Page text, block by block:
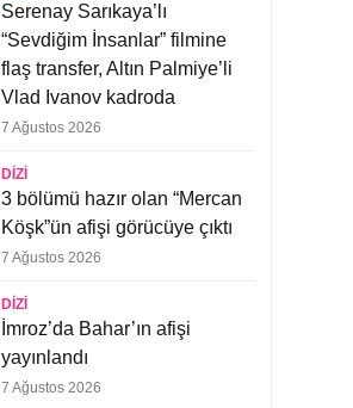
Serenay Sarıkaya’lı
“Sevdiğim İnsanlar” filmine
flaş transfer, Altın Palmiye’li
Vlad Ivanov kadroda
7 Ağustos 2026
DIZI
3 bölümü hazır olan “Mercan
Köşk”ün afişi görücüye çıktı
7 Ağustos 2026
DIZI
İmroz’da Bahar’ın afişi
yayınlandı
7 Ağustos 2026